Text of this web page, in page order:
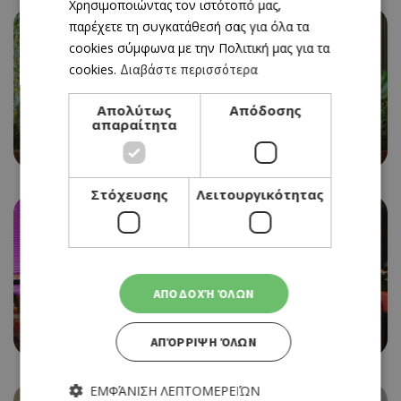
CAFE RESTAURANT
BEAN BAR 360
Χρησιμοποιώντας τον ιστότοπό μας,
παρέχετε τη συγκατάθεσή σας για όλα τα
cookies σύμφωνα με την Πολιτική μας για τα
cookies. Διαβάστε περισσότερα
Απολύτως
απαραίτητα
Απόδοσης
Στόχευσης Λειτουργικότητας
ΑΠΟΔΟΧΉ ΌΛΩΝ
ΑΠΌΡΡΙΨΗ ΌΛΩΝ
ΕΜΦΆΝΙΣΗ ΛΕΠΤΟΜΕΡΕΙΏΝ